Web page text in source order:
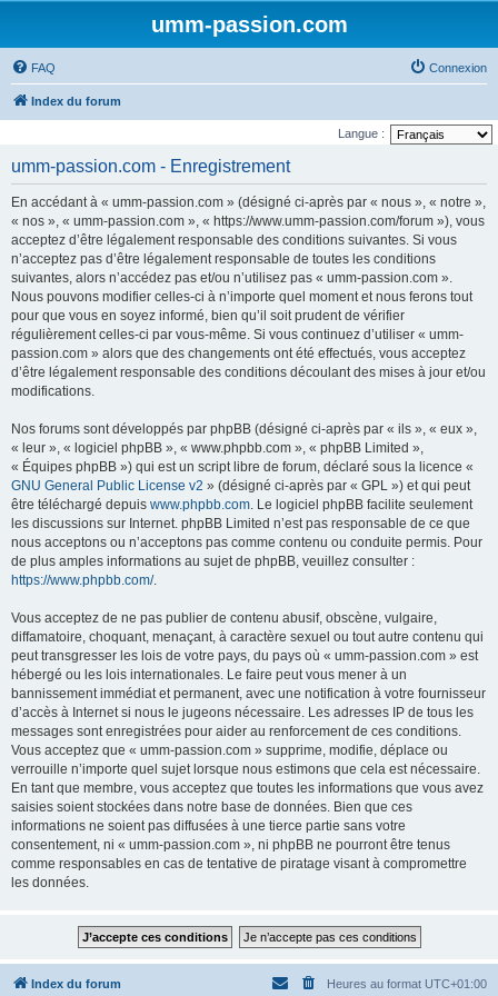
umm-passion.com
FAQ Connexion
Index du forum
Langue :
umm-passion.com - Enregistrement
En accédant à « umm-passion.com » (désigné ci-après par « nous », « notre »,
« nos », « umm-passion.com », « https://www.umm-passion.com/forum »), vous
acceptez d’être légalement responsable des conditions suivantes. Si vous
n’acceptez pas d’être légalement responsable de toutes les conditions
suivantes, alors n’accédez pas et/ou n’utilisez pas « umm-passion.com ».
Nous pouvons modifier celles-ci à n’importe quel moment et nous ferons tout
pour que vous en soyez informé, bien qu’il soit prudent de vérifier
régulièrement celles-ci par vous-même. Si vous continuez d’utiliser « umm-
passion.com » alors que des changements ont été effectués, vous acceptez
d’être légalement responsable des conditions découlant des mises à jour et/ou
modifications.
Nos forums sont développés par phpBB (désigné ci-après par « ils », « eux »,
« leur », « logiciel phpBB », « www.phpbb.com », « phpBB Limited »,
« Équipes phpBB ») qui est un script libre de forum, déclaré sous la licence «
GNU General Public License v2 » (désigné ci-après par « GPL ») et qui peut
être téléchargé depuis www.phpbb.com. Le logiciel phpBB facilite seulement
les discussions sur Internet. phpBB Limited n’est pas responsable de ce que
nous acceptons ou n’acceptons pas comme contenu ou conduite permis. Pour
de plus amples informations au sujet de phpBB, veuillez consulter :
https://www.phpbb.com/.
Vous acceptez de ne pas publier de contenu abusif, obscène, vulgaire,
diffamatoire, choquant, menaçant, à caractère sexuel ou tout autre contenu qui
peut transgresser les lois de votre pays, du pays où « umm-passion.com » est
hébergé ou les lois internationales. Le faire peut vous mener à un
bannissement immédiat et permanent, avec une notification à votre fournisseur
d’accès à Internet si nous le jugeons nécessaire. Les adresses IP de tous les
messages sont enregistrées pour aider au renforcement de ces conditions.
Vous acceptez que « umm-passion.com » supprime, modifie, déplace ou
verrouille n’importe quel sujet lorsque nous estimons que cela est nécessaire.
En tant que membre, vous acceptez que toutes les informations que vous avez
saisies soient stockées dans notre base de données. Bien que ces
informations ne soient pas diffusées à une tierce partie sans votre
consentement, ni « umm-passion.com », ni phpBB ne pourront être tenus
comme responsables en cas de tentative de piratage visant à compromettre
les données.
Index du forum Heures au format UTC+01:00